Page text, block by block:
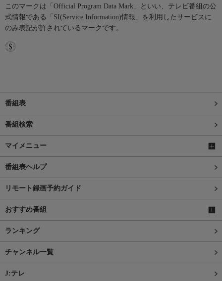
このマークは「Official Program Data Mark」といい、テレビ番組の公
式情報である「SI(Service Information)情報」を利用したサービスに
のみ表記が許されているマークです。
番組表
番組検索
マイメニュー
番組表ヘルプ
リモート録画予約ガイド
おすすめ番組
ランキング
チャンネル一覧
J:テレ